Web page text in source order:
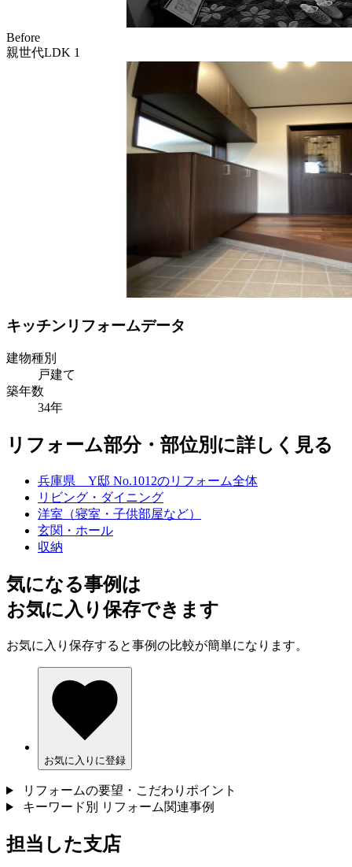
Before
親世代LDK 1
キッチンリフォームデータ
建物種別
戸建て
築年数
34年
リフォーム部分・部位別に詳しく見る
兵庫県 Y邸 No.1012のリフォーム全体
リビング・ダイニング
洋室（寝室・子供部屋など）
玄関・ホール
収納
気になる事例は
お気に入り保存できます
お気に入り保存すると事例の比較が簡単になります。
お気に入りに登録
リフォームの要望・こだわりポイント
キーワード別 リフォーム関連事例
担当した支店